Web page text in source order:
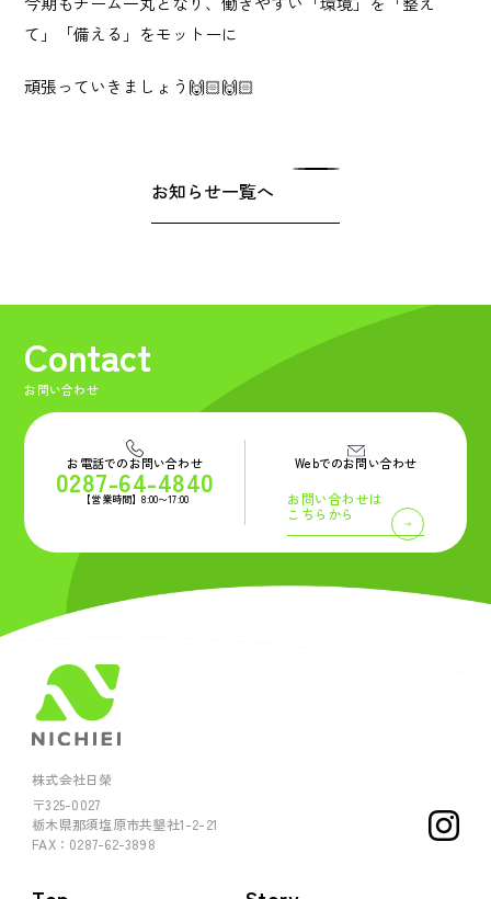
Contact
お問い合わせ
て」「備える」をモットーに
頑張っていきましょう🙌🏻🙌🏻
お知らせ一覧へ
Contact
お問い合わせ
お電話でのお問い合わせ
0287-64-4840
【営業時間】8:00〜17:00
Webでのお問い合わせ
お問い合わせは
こちらから
株式会社日榮
〒325-0027
栃木県那須塩原市共墾社1-2-21
FAX：0287-62-3898